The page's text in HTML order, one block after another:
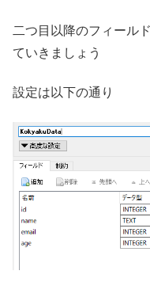
二つ目以降のフィール
ていきましょう
設定は以下の通り